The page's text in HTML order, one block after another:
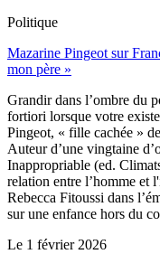
Politique
Mazarine Pingeot sur
mon père »
Grandir dans l’ombre du
fortiori lorsque votre
Pingeot, « fille cachée »
Auteur d’une vingtaine
Inappropriable (ed.
relation entre l’homme et
Rebecca Fitoussi dans
sur une enfance hors du
Le 1 février 2026